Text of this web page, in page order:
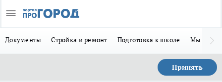
Документы Стройка и ремонт Подготовка к школе Мы в MAX
Принять